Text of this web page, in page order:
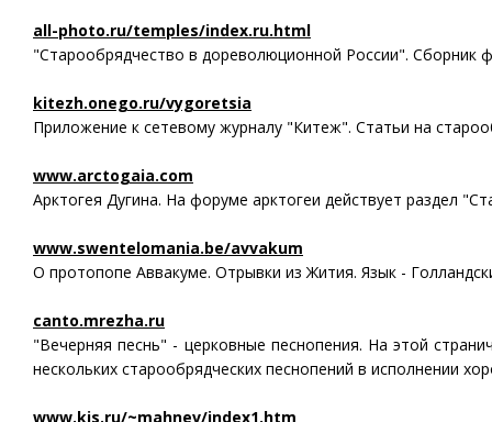
all-photo.ru/temples/index.ru.html
"Старообрядчество в дореволюционной России". Сборник
kitezh.onego.ru/vygoretsia
Приложение к сетевому журналу "Китеж". Статьи на
www.arctogaia.com
Арктогея Дугина. На форуме арктогеи действует раздел
www.swentelomania.be/avvakum
О протопопе Аввакуме. Отрывки из Жития. Язык -
canto.mrezha.ru
"Вечерняя песнь" - церковные песнопения. На этой
нескольких старообрядческих песнопений в исполнении
www.kis.ru/~mahnev/index1.htm